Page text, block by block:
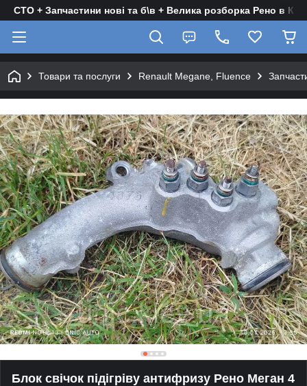
СТО + Запчастини нові та б\в + Велика розборка Рено в
Товари та послуги Renault Megane, Fluence
Блок свічок підігріву антифризу Рено Меган 4